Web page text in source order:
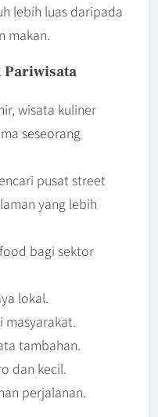
lebih luas daripada
makan.
Pariwisata
wisata kuliner
seseorang
pusat street
yang lebih
bagi sektor
lokal.
masyarakat.
tambahan.
dan kecil.
perjalanan.